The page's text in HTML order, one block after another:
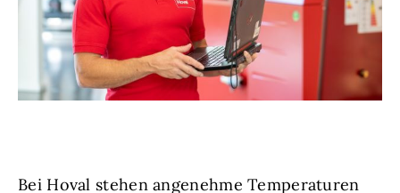
Bei Hoval stehen angenehme Temperaturen